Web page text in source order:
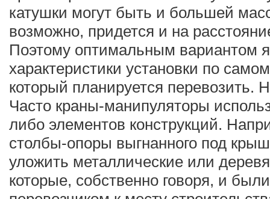
катушки могут быть и большей
возможно, придется и на
Поэтому оптимальным вариантом
характеристики установки по
который планируется перевозить.
Часто краны-манипуляторы
либо элементов конструкций.
столбы-опоры выгнанного под
уложить металлические или
которые, собственно говоря, и